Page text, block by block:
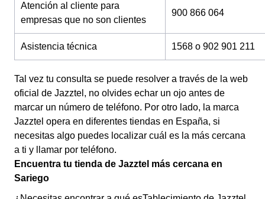
Atención al cliente para
empresas que no son clientes
900 866 064
Asistencia técnica 1568 o 902 901 211
Tal vez tu consulta se puede resolver a través de la web
oficial de Jazztel, no olvides echar un ojo antes de
marcar un número de teléfono. Por otro lado, la marca
Jazztel opera en diferentes tiendas en España, si
necesitas algo puedes localizar cuál es la más cercana
a ti y llamar por teléfono.
Encuentra tu tienda de Jazztel más cercana en
Sariego